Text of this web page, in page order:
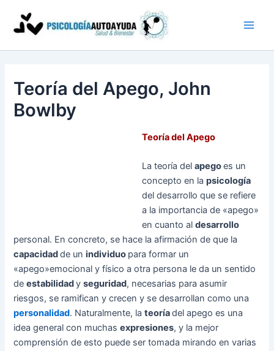
contenido
Teoría del Apego, John
Bowlby
Teoría del Apego
La teoría delapegoes un
concepto en lapsicología
del desarrollo que se refiere
a la importancia de «apego»
en cuanto aldesarrollo
personal. En concreto, se hace la afirmación de que la
capacidadde unindividuo para formar un
«apego»emocional y físico a otra persona le da un sentido
deestabilidadyseguridad, necesarias para asumir
riesgos, se ramifican y crecen y se desarrollan como una
personalidad. Naturalmente, lateoríadel apego es una
idea general con muchasexpresiones, y la mejor
comprensión de esto puede ser tomada mirando en varias